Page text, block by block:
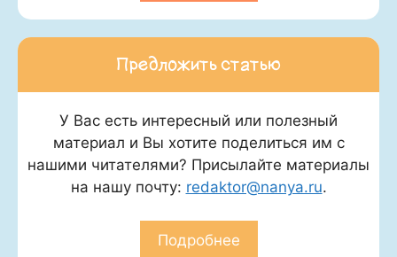
Предложить статью
У Вас есть интересный или полезный
материал и Вы хотите поделиться им с
нашими читателями? Присылайте материалы
на нашу почту: redaktor@nanya.ru.
Подробнее